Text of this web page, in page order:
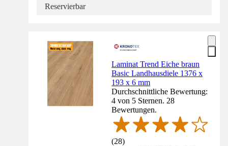
Reservierbar
Laminat Trend Eiche braun
Basic Landhausdiele 1376 x
193 x 6 mm
Durchschnittliche Bewertung:
4 von 5 Sternen. 28
Bewertungen.
(28)